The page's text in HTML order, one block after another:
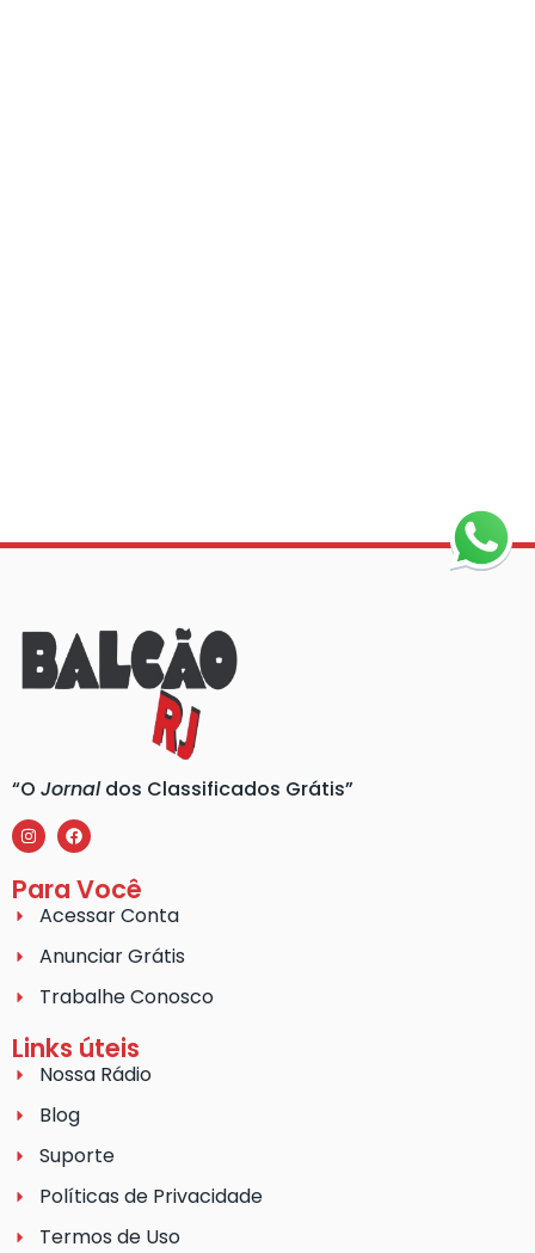
“O Jornaldos Classificados Grátis”
Para Você
Acessar Conta
Anunciar Grátis
Trabalhe Conosco
Links úteis
Nossa Rádio
Blog
Suporte
Políticas de Privacidade
Termos de Uso